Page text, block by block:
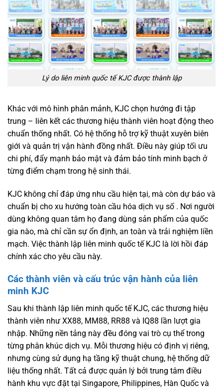
Lý do liên minh quốc tế KJC được thành lập
Khác với mô hình phân mảnh, KJC chọn hướng đi tập
trung – liên kết các thương hiệu thành viên hoạt động theo
chuẩn thống nhất. Có hệ thống hỗ trợ kỹ thuật xuyên biên
giới và quản trị vận hành đồng nhất. Điều này giúp tối ưu
chi phí, đẩy mạnh bảo mật và đảm bảo tính minh bạch ở
từng điểm chạm trong hệ sinh thái.
KJC không chỉ đáp ứng nhu cầu hiện tại, mà còn dự báo và
chuẩn bị cho xu hướng toàn cầu hóa dịch vụ số . Nơi người
dùng không quan tâm họ đang dùng sản phẩm của quốc
gia nào, mà chỉ cần sự ổn định, an toàn và trải nghiệm liền
mạch. Việc thành lập liên minh quốc tế KJC là lời hồi đáp
chính xác cho yêu cầu này.
Các thành viên và cấu trúc vận hành của liên
minh KJC
Sau khi thành lập liên minh quốc tế KJC, các thương hiệu
thành viên như XX88, MM88, RR88 và IQ88 lần lượt gia
nhập. Những nền tảng này đều đóng vai trò cụ thể trong
từng phân khúc dịch vụ. Mỗi thương hiệu có định vị riêng,
nhưng cùng sử dụng hạ tầng kỹ thuật chung, hệ thống dữ
liệu thống nhất. Tất cả được quản lý bởi trung tâm điều
hành khu vực đặt tại Singapore, Philippines, Hàn Quốc và